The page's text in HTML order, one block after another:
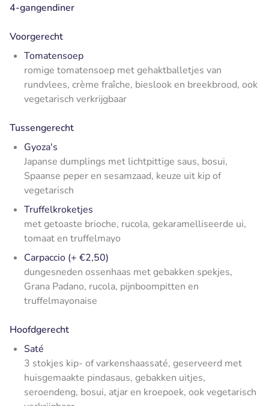
4-gangendiner
Voorgerecht
Tomatensoep
romige tomatensoep met gehaktballetjes van
rundvlees, crème fraîche, bieslook en breekbrood, ook
vegetarisch verkrijgbaar
Tussengerecht
Gyoza's
Japanse dumplings met lichtpittige saus, bosui,
Spaanse peper en sesamzaad, keuze uit kip of
vegetarisch
Truffelkroketjes
met getoaste brioche, rucola, gekaramelliseerde ui,
tomaat en truffelmayo
Carpaccio (+ €2,50)
dungesneden ossenhaas met gebakken spekjes,
Grana Padano, rucola, pijnboompitten en
truffelmayonaise
Hoofdgerecht
Saté
3 stokjes kip- of varkenshaassaté, geserveerd met
huisgemaakte pindasaus, gebakken uitjes,
seroendeng, bosui, atjar en kroepoek, ook vegetarisch